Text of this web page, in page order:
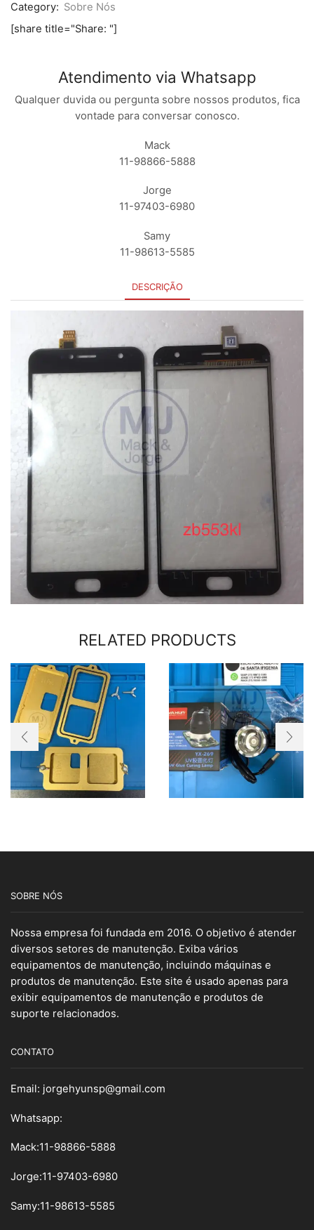
PRETO
quantidade
Category: Sobre Nós
[share title="Share: "]
Atendimento via Whatsapp
Qualquer duvida ou pergunta sobre nossos produtos, fica
vontade para conversar conosco.
Mack
11-98866-5888
Jorge
11-97403-6980
Samy
11-98613-5585
DESCRIÇÃO
RELATED PRODUCTS
SOBRE NÓS
Nossa empresa foi fundada em 2016. O objetivo é atender
diversos setores de manutenção. Exiba vários
equipamentos de manutenção, incluindo máquinas e
produtos de manutenção. Este site é usado apenas para
exibir equipamentos de manutenção e produtos de
suporte relacionados.
CONTATO
Email: jorgehyunsp@gmail.com
Whatsapp:
Mack:11-98866-5888
Jorge:11-97403-6980
Samy:11-98613-5585